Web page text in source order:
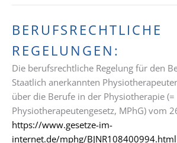
BERUFSRECHTLICHE
REGELUNGEN:
Die berufsrechtliche Regelung für den
Staatlich anerkannten
über die Berufe in der Physiotherapie
Physiotherapeutengesetz, MPhG) vom
https://www.gesetze-im-
internet.de/mphg/BJNR108400994.html